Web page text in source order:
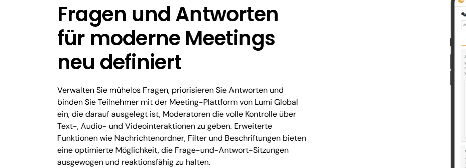
Fragen und Antworten
für moderne Meetings
neu definiert
Verwalten Sie mühelos Fragen, priorisieren Sie Antworten und
binden Sie Teilnehmer mit der Meeting-Plattform von Lumi Global
ein, die darauf ausgelegt ist, Moderatoren die volle Kontrolle über
Text-, Audio- und Videointeraktionen zu geben. Erweiterte
Funktionen wie Nachrichtenordner, Filter und Beschriftungen bieten
eine optimierte Möglichkeit, die Frage-und-Antwort-Sitzungen
ausgewogen und reaktionsfähig zu halten.